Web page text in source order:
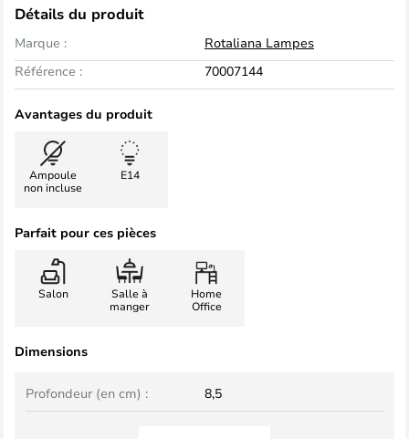
Détails du produit
Marque :
Rotaliana Lampes
Référence :
70007144
Avantages du produit
Ampoule
non incluse
E14
Parfait pour ces pièces
Salon
Salle à
manger
Home
Office
Dimensions
Profondeur (en cm) : 8,5